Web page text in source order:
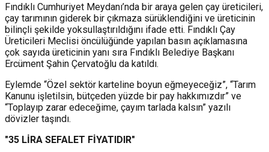
Fındıklı Cumhuriyet Meydanı’nda bir araya gelen çay üreticileri,
çay tarımının giderek bir çıkmaza sürüklendiğini ve üreticinin
bilinçli şekilde yoksullaştırıldığını ifade etti. Fındıklı Çay
Üreticileri Meclisi öncülüğünde yapılan basın açıklamasına
çok sayıda üreticinin yanı sıra Fındıklı Belediye Başkanı
Ercüment Şahin Çervatoğlu da katıldı.
Eylemde “Özel sektör karteline boyun eğmeyeceğiz”, “Tarım
Kanunu işletilsin, bütçeden yüzde bir pay hakkımızdır” ve
“Toplayıp zarar edeceğime, çayım tarlada kalsın” yazılı
dövizler taşındı.
"35 LİRA SEFALET FİYATIDIR"